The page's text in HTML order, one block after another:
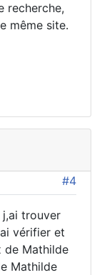
recherche,
même site.
#4
trouver
vérifier et
de Mathilde
Mathilde